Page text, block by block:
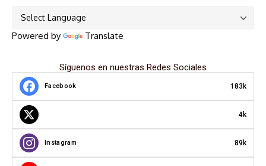
Powered by Translate
Síguenos en nuestras Redes Sociales
Facebook 183k
4k
Instagram 89k